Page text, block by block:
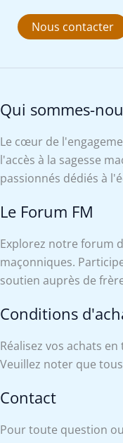
Nous contacter
Qui sommes-
Le cœur de
l'accès à la sagesse
passionnés dédiés à
Le Forum FM
Explorez notre forum
maçonniques.
soutien auprès de
Conditions
Réalisez vos achats
Veuillez noter que
Contact
Pour toute question